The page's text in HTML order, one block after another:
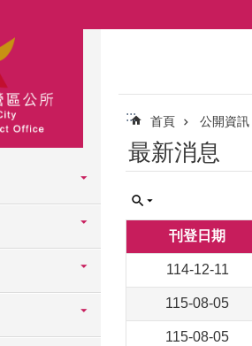
::: 首頁 公開資訊
最新消息
刊登日期
114-12-11
115-08-05
115-08-05